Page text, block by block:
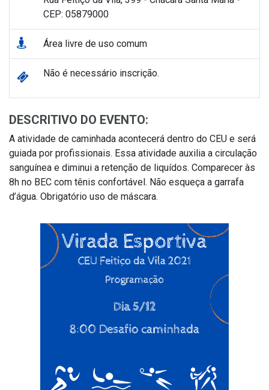
CEP: 05879000
Área livre de uso comum
Não é necessário inscrição.
DESCRITIVO DO EVENTO:
A atividade de caminhada acontecerá dentro do CEU e será
guiada por profissionais. Essa atividade auxilia a circulação
sanguínea e diminui a retenção de liquídos. Comparecer às
8h no BEC com tênis confortável. Não esqueça a garrafa
d’água. Obrigatório uso de máscara.